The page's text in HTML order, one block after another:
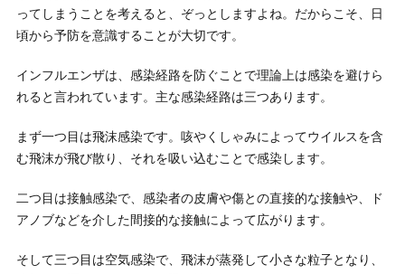
ってしまうことを考えると、ぞっとしますよね。だからこそ、日
頃から予防を意識することが大切です。
インフルエンザは、感染経路を防ぐことで理論上は感染を避けら
れると言われています。主な感染経路は三つあります。
まず一つ目は飛沫感染です。咳やくしゃみによってウイルスを含
む飛沫が飛び散り、それを吸い込むことで感染します。
二つ目は接触感染で、感染者の皮膚や傷との直接的な接触や、ド
アノブなどを介した間接的な接触によって広がります。
そして三つ目は空気感染で、飛沫が蒸発して小さな粒子となり、